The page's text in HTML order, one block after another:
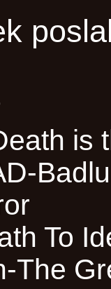
is
To
The